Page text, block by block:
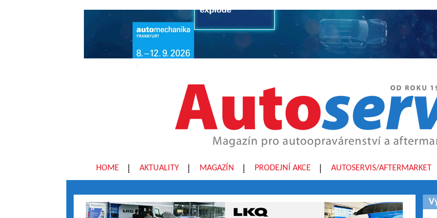
HOME AKTUALITY MAGAZÍN PRODEJNÍ AKCE AUTOSERVIS/AFTERMARKET